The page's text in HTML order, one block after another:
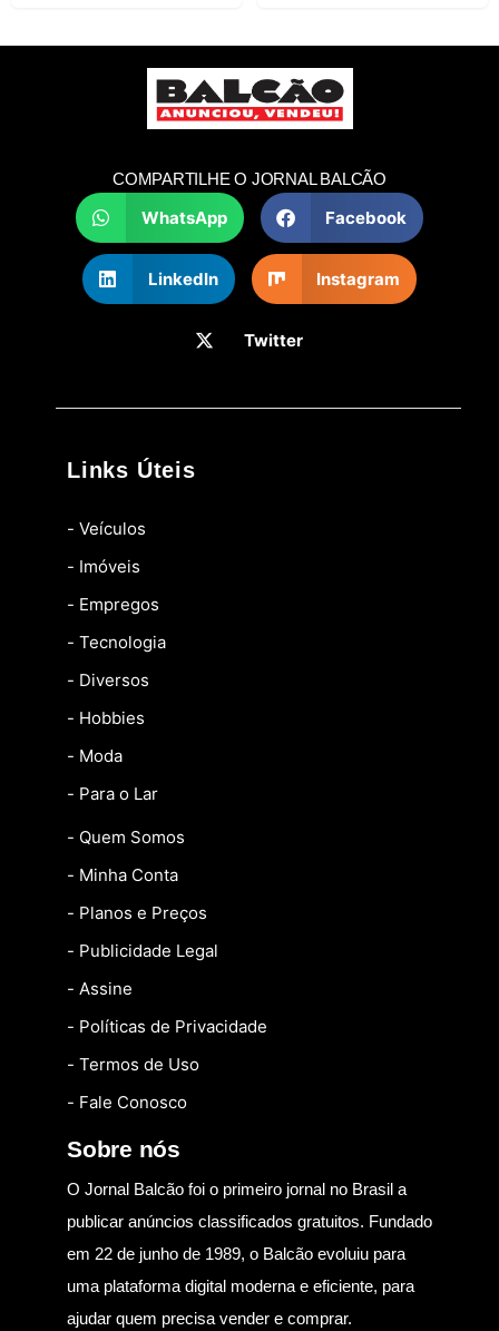
COMPARTILHE O JORNAL BALCÃO
WhatsApp Facebook
LinkedIn Instagram
Twitter
Links Úteis
- Veículos
- Imóveis
- Empregos
- Tecnologia
- Diversos
- Hobbies
- Moda
- Para o Lar
- Quem Somos
- Minha Conta
- Planos e Preços
- Publicidade Legal
- Assine
- Políticas de Privacidade
- Termos de Uso
- Fale Conosco
Sobre nós
O Jornal Balcão foi o primeiro jornal no Brasil a
publicar anúncios classificados gratuitos. Fundado
em 22 de junho de 1989, o Balcão evoluiu para
uma plataforma digital moderna e eficiente, para
ajudar quem precisa vender e comprar.